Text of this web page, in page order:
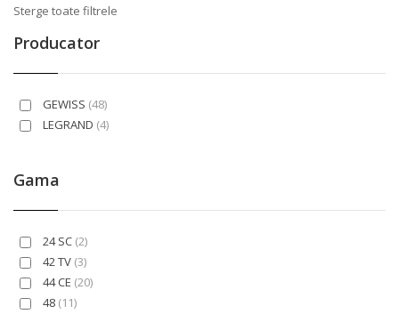
Sterge toate filtrele
Producator
GEWISS (48)
LEGRAND (4)
Gama
24 SC (2)
42 TV (3)
44 CE (20)
48 (11)